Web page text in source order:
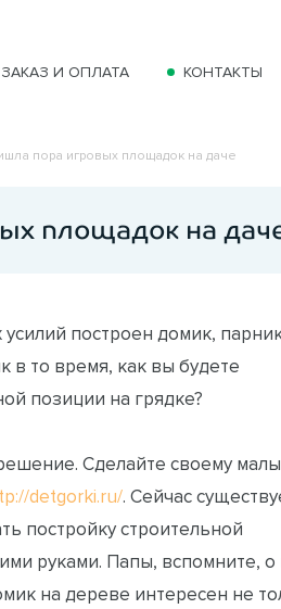
ЗАКАЗ И ОПЛАТА КОНТАКТЫ
пора игровых площадок на даче
площадок на
построен домик,
в то время, как вы будете
позиции на грядке?
Сделайте своему
detgorki.ru/. Сейчас
постройку строительной
руками. Папы, вспомните, о
на дереве интересен не